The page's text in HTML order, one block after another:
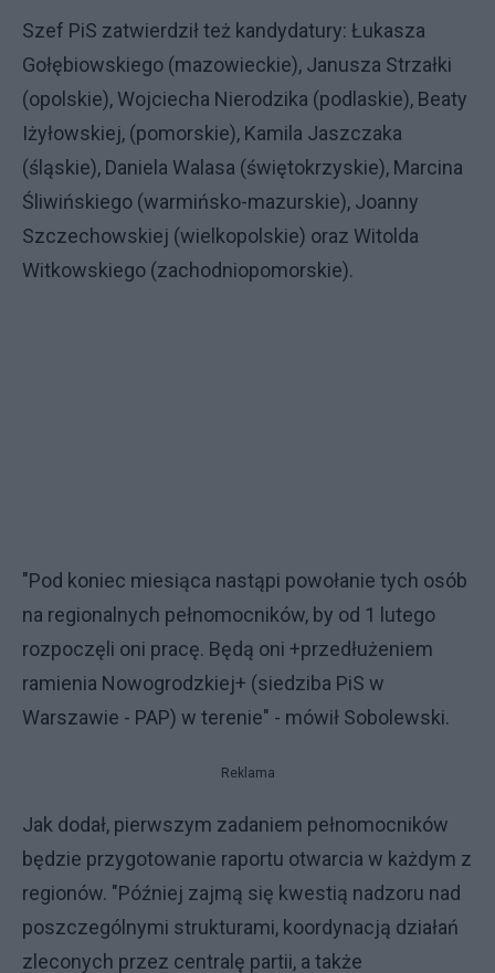
Szef PiS zatwierdził też kandydatury: Łukasza
Gołębiowskiego (mazowieckie), Janusza Strzałki
(opolskie), Wojciecha Nierodzika (podlaskie), Beaty
Iżyłowskiej, (pomorskie), Kamila Jaszczaka
(śląskie), Daniela Walasa (świętokrzyskie), Marcina
Śliwińskiego (warmińsko-mazurskie), Joanny
Szczechowskiej (wielkopolskie) oraz Witolda
Witkowskiego (zachodniopomorskie).
"Pod koniec miesiąca nastąpi powołanie tych osób
na regionalnych pełnomocników, by od 1 lutego
rozpoczęli oni pracę. Będą oni +przedłużeniem
ramienia Nowogrodzkiej+ (siedziba PiS w
Warszawie - PAP) w terenie" - mówił Sobolewski.
Reklama
Jak dodał, pierwszym zadaniem pełnomocników
będzie przygotowanie raportu otwarcia w każdym z
regionów. "Później zajmą się kwestią nadzoru nad
poszczególnymi strukturami, koordynacją działań
zleconych przez centralę partii, a także